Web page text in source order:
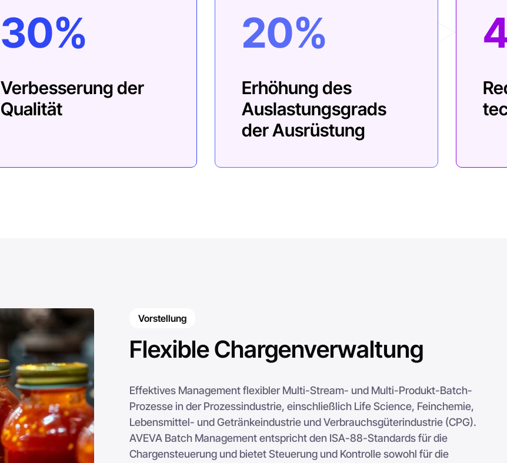
30%
Verbesserung der
Qualität
20%
Erhöhung des
Auslastungsgrads
der Ausrüstung
Vorstellung
Flexible Chargenverwaltung
Effektives Management flexibler Multi-Stream- und Multi-Produkt-Batch-
Prozesse in der Prozessindustrie, einschließlich Life Science, Feinchemie,
Lebensmittel- und Getränkeindustrie und Verbrauchsgüterindustrie (CPG).
AVEVA Batch Management entspricht den ISA-88-Standards für die
Chargensteuerung und bietet Steuerung und Kontrolle sowohl für die